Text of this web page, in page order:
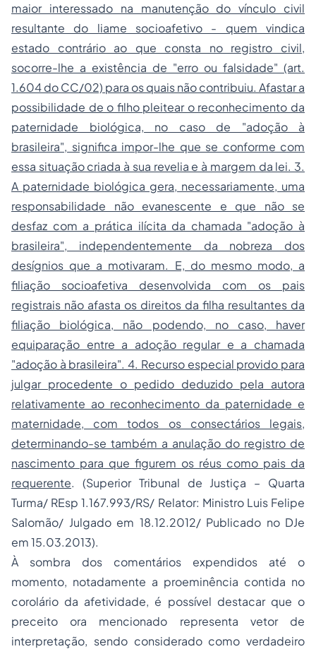
maior interessado na manutenção do vínculo civil
resultante do liame socioafetivo - quem vindica
estado contrário ao que consta no registro civil,
socorre-lhe a existência de "erro ou falsidade" (art.
1.604 do CC/02) para os quais não contribuiu. Afastar a
possibilidade de o filho pleitear o reconhecimento da
paternidade biológica, no caso de "adoção à
brasileira", significa impor-lhe que se conforme com
essa situação criada à sua revelia e à margem da lei. 3.
A paternidade biológica gera, necessariamente, uma
responsabilidade não evanescente e que não se
desfaz com a prática ilícita da chamada "adoção à
brasileira", independentemente da nobreza dos
desígnios que a motivaram. E, do mesmo modo, a
filiação socioafetiva desenvolvida com os pais
registrais não afasta os direitos da filha resultantes da
filiação biológica, não podendo, no caso, haver
equiparação entre a adoção regular e a chamada
"adoção à brasileira". 4. Recurso especial provido para
julgar procedente o pedido deduzido pela autora
relativamente ao reconhecimento da paternidade e
maternidade, com todos os consectários legais,
determinando-se também a anulação do registro de
nascimento para que figurem os réus como pais da
requerente. (Superior Tribunal de Justiça – Quarta
Turma/ REsp 1.167.993/RS/ Relator: Ministro Luis Felipe
Salomão/ Julgado em 18.12.2012/ Publicado no DJe
em 15.03.2013).
À sombra dos comentários expendidos até o
momento, notadamente a proeminência contida no
corolário da afetividade, é possível destacar que o
preceito ora mencionado representa vetor de
interpretação, sendo considerado como verdadeiro